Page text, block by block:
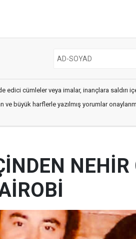
edici cümleler veya imalar, inançlara saldırı
ve büyük harflerle yazılmış yorumlar
NEHİR